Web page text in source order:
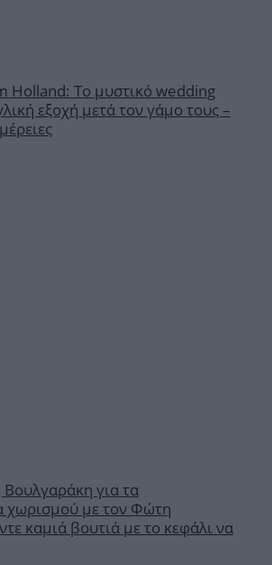
Holland: Το μυστικό wedding
εξοχή μετά τον γάμο τους –
για τα
χωρισμού με τον Φώτη
καμιά βουτιά με το κεφάλι να